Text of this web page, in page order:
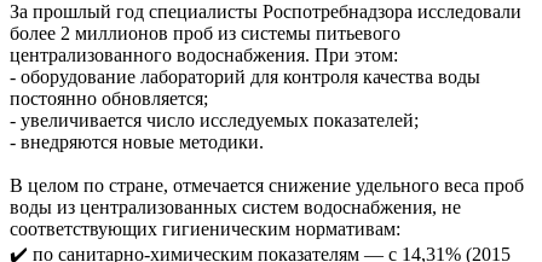
За прошлый год специалисты Роспотребнадзора исследовали
более 2 миллионов проб из системы питьевого
централизованного водоснабжения. При этом:
- оборудование лабораторий для контроля качества воды
постоянно обновляется;
- увеличивается число исследуемых показателей;
- внедряются новые методики.
В целом по стране, отмечается снижение удельного веса проб
воды из централизованных систем водоснабжения, не
соответствующих гигиеническим нормативам:
✔️ по санитарно-химическим показателям — с 14,31% (2015